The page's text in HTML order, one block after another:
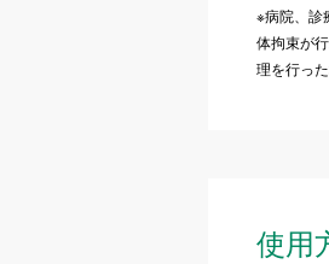
※病院、診
体拘束が
理を行っ
使用